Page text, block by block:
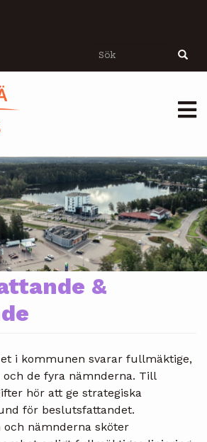
Sök Sök
&
i kommunen svarar fullmäktige,
de fyra nämnderna. Till
hör att ge strategiska
för beslutsfattandet.
nämnderna sköter